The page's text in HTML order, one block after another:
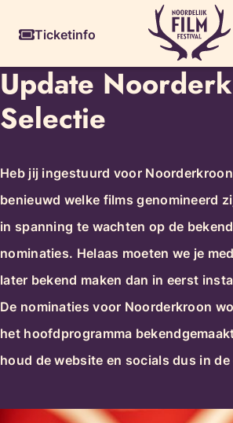
naar
inhoud
Ticketinfo
Update
Selectie
Heb jij ingestuurd voor
benieuwd welke films genomineerd
in spanning te wachten op de
nominaties. Helaas moeten we je
later bekend maken dan in eerst
De nominaties voor Noorderkroon
het hoofdprogramma
houd de website en socials dus in de